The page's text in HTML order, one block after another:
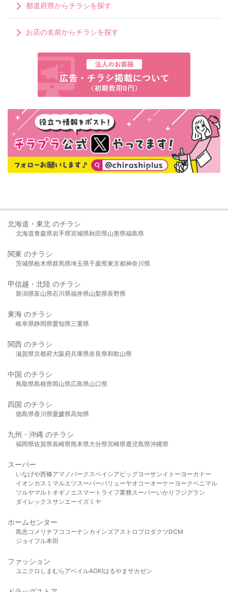
都道府県からチラシを探す
お店の名前からチラシを探す
北海道・東北 のチラシ
北海道青森県岩手県宮城県秋田県山形県福島県
関東 のチラシ
茨城県栃木県群馬県埼玉県千葉県東京都神奈川県
甲信越・北陸 のチラシ
新潟県富山県石川県福井県山梨県長野県
東海 のチラシ
岐阜県静岡県愛知県三重県
関西 のチラシ
滋賀県京都府大阪府兵庫県奈良県和歌山県
中国 のチラシ
鳥取県島根県岡山県広島県山口県
四国 のチラシ
徳島県香川県愛媛県高知県
九州・沖縄 のチラシ
福岡県佐賀県長崎県熊本県大分県宮崎県鹿児島県沖縄県
スーパー
いなげや西條アマノパークスベイシア ビッグヨーサンイトーヨーカドー
イオンカスミ マルエツスーパーバリューヤオコーオーケー ヨークベニマル
ツルヤマルト オギノ エスマート ライフ業務スーパーいかり フジグラン
ダイレックスサンエーイズミヤ
ホームセンター
島忠 コメリ ナフコ コーナンカインズアストロプロダクツDCM
ジョイフル本田
ファッション
ユニクロ しまむら アベイルAOKIはるやま サカゼン